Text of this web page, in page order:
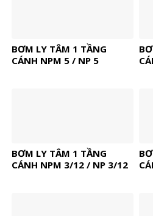
BƠM LY TÂM 1 TẦNG
CÁNH NPM 5 / NP 5
BƠM LY TÂM 1 TẦNG
CÁNH NPM 3/12 / NP 3/12